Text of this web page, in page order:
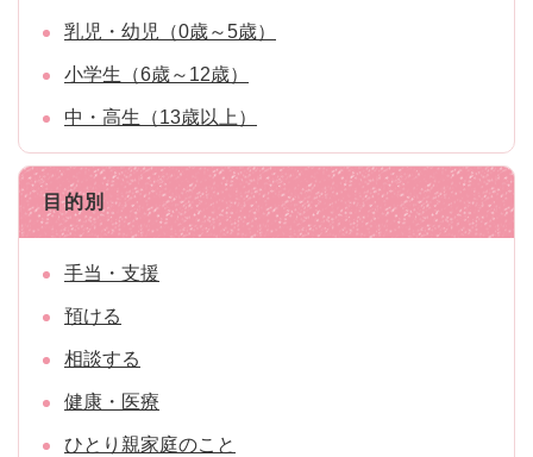
乳児・幼児（0歳～5歳）
小学生（6歳～12歳）
中・高生（13歳以上）
目的別
手当・支援
預ける
相談する
健康・医療
ひとり親家庭のこと